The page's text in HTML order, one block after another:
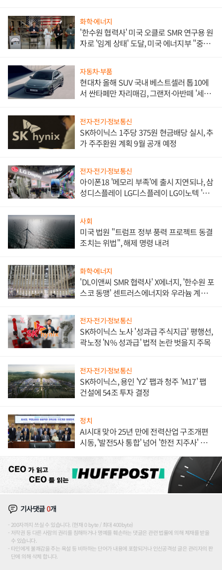
화학·에너지
'한수원 협력사' 미국 오클로 SMR 연구용 원
자로 '임계 상태' 도달, 미국 에너지부 "중요
자동차·부품
현대차 올해 SUV 국내 베스트셀러 톱10에
서 싼타페만 자리매김, 그랜저·아반떼 '세단
전자·전기·정보통신
SK하이닉스 1주당 375원 현금배당 실시, 추
가 주주환원 계획 9월 공개 예정
전자·전기·정보통신
아이폰18 '메모리 부족'에 출시 지연되나, 삼
성디스플레이 LG디스플레이 LG이노텍 '탈
사회
미국 법원 "트럼프 정부 풍력 프로젝트 동결
조치는 위법", 해제 명령 내려
화학·에너지
'DL이앤씨 SMR 협력사' X에너지, '한수원 포
스코 동맹' 센트러스에너지와 우라늄 계약
전자·전기·정보통신
SK하이닉스 노사 '성과급 주식지급' 평행선,
곽노정 'N% 성과급' 법적 논란 벗을지 주목
전자·전기·정보통신
SK하이닉스, 용인 'Y2' 팹과 청주 'M17' 팹
건설에 54조 투자 결정
정치
AI시대 맞아 25년 만에 전력산업 구조개편
시동, '발전5사 통합' 넘어 '한전 지주사' 재편
기사댓글0개
200자까지 쓰실 수 있습니다. (현재 0 byte / 최대 400byte)
저작권 등 다른 사람의 권리를 침해하거나 명예를 훼손하는 댓글은 관련 법률에 의해 제재를 받을
수 있습니다.
타인에게 불쾌감을 주는 욕설 등 비하하는 단어가 내용에 포함되거나 인신공격성 글은 관리자의 판
단에 의해 삭제 합니다.